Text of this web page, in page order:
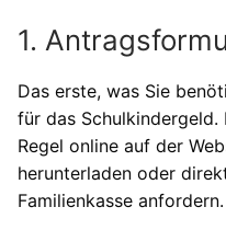
1.
Das erste, was Sie
für das Schulkindergeld.
Regel online auf der
herunterladen oder
Familienkasse anfordern.